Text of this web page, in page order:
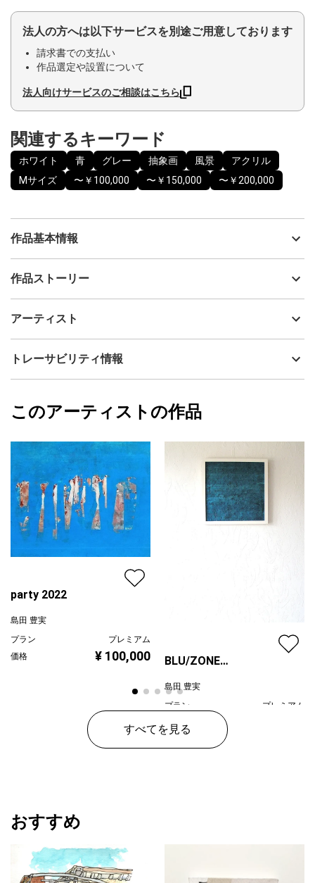
法人の方へは以下サービスを別途ご用意しております
請求書での支払い
作品選定や設置について
法人向けサービスのご相談はこちら
関連するキーワード
ホワイト 青 グレー 抽象画 風景
アクリル
Mサイズ
〜￥100,000 〜￥150,000 〜￥200,000
作品基本情報
出品者
制作年
アクリル
カラー
ホワイト
ジャンル
配送目安
二週間以内
作品ストーリー
悲しまなくて良いですよ 人生は夢のまた夢
注）正面の画像に反射が見られますが実物
アーティスト
島田 豊実
フォローする
トレーサビリティ情報
島田 豊実
このアーティストの作品
party 2022
島田 豊実
プラン
プレミアム
価格
¥ 100,000
BLU/ZONE
島田 豊実
プラン
プレミアム
価格
すべてを見る
おすすめ